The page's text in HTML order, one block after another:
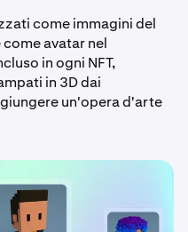
come immagini del
come avatar nel
in ogni NFT,
in 3D dai
un'opera d'arte